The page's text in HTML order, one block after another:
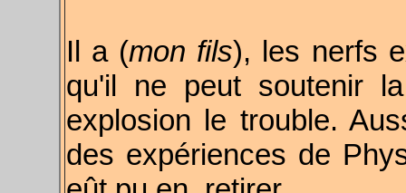
Il a (mon fils), les nerfs
qu'il ne peut soutenir
explosion le trouble.
des expériences de